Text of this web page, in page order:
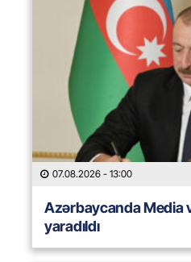
07.08.2026 - 13:00
Azərbaycanda Media
yaradıldı